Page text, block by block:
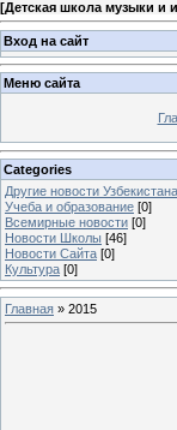
[Детская школа музыки и
Вход на сайт
Меню сайта
Categories
Другие новости Узбекистана
Учеба и образование [0]
Всемирные новости [0]
Новости Школы [46]
Новости Сайта [0]
Культура [0]
Главная » 2015